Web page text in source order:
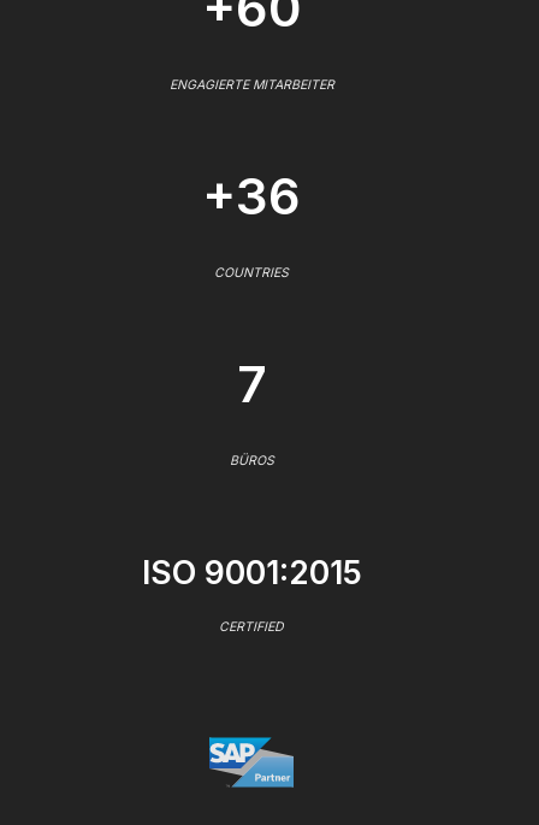
ENGAGIERTE MITARBEITER
+36
COUNTRIES
7
BÜROS
ISO 9001:2015
CERTIFIED